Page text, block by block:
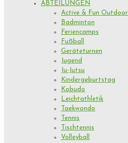
ABTEILUNGEN
Active & Fun Outdoor
Badminton
Feriencamps
Fußball
Geräteturnen
Jugend
Ju-Jutsu
Kindergeburtstag
Kobudo
Leichtathletik
Taekwondo
Tennis
Tischtennis
Volleyball